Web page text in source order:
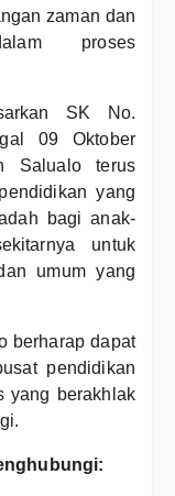
zaman dan
proses
SK No.
09 Oktober
Salualo terus
yang
bagi anak-
untuk
umum yang
berharap dapat
pendidikan
yang berakhlak